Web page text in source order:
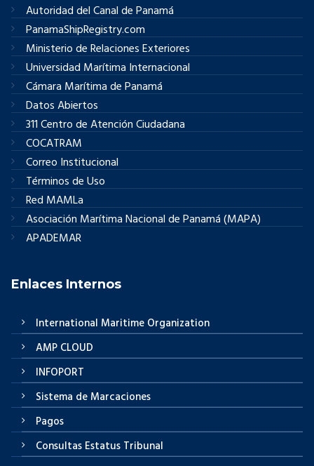
Autoridad del Canal de Panamá
PanamaShipRegistry.com
Ministerio de Relaciones Exteriores
Universidad Marítima Internacional
Cámara Marítima de Panamá
Datos Abiertos
311 Centro de Atención Ciudadana
COCATRAM
Correo Institucional
Términos de Uso
Red MAMLa
Asociación Marítima Nacional de Panamá (MAPA)
APADEMAR
Enlaces Internos
International Maritime Organization
AMP CLOUD
INFOPORT
Sistema de Marcaciones
Pagos
Consultas Estatus Tribunal